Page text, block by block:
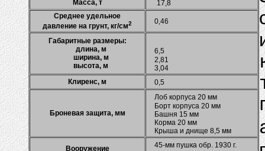
Масса, т
17,8
Среднее удельное
давление на грунт, кг/см2 0,46
Габаритные размеры:
длина, м
ширина, м
высота, м
6,5
2,81
3,04
Клиренс, м
0,5
Броневая защита, мм
Лоб корпуса 20 мм
Борт корпуса 20 мм
Башня 15 мм
Корма 20 мм
Крыша и днище 8,5 мм
Вооружение
45-мм пушка обр. 1930 г.